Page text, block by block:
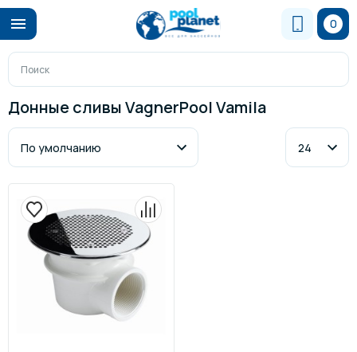
0
Донные сливы VagnerPool Vamila